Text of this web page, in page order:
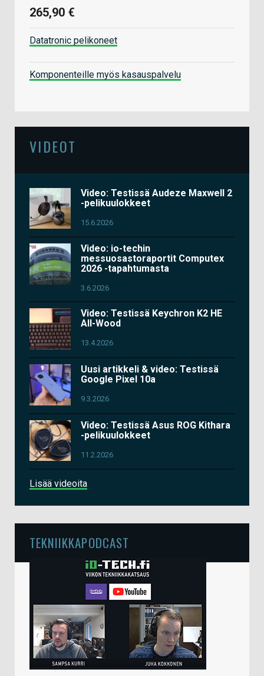
265,90 €
Datatronic pelikoneet
Komponenteille myös kasauspalvelu
VIDEOT
Video: Testissä Audeze Maxwell 2
-pelikuulokkeet
15.6.2026
Video: io-techin
messuosastoraportit Computex
2026 -tapahtumasta
3.6.2026
Video: Testissä Keychron K2 HE
All-Wood
13.4.2026
Uusi artikkeli & video: Testissä
Google Pixel 10a
9.3.2026
Video: Testissä Asus ROG Kithara
-pelikuulokkeet
11.2.2026
Lisää videoita
TEKNIIKKAPODCAST